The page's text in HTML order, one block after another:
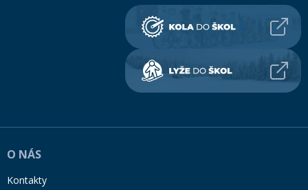
O NÁS
Kontakty